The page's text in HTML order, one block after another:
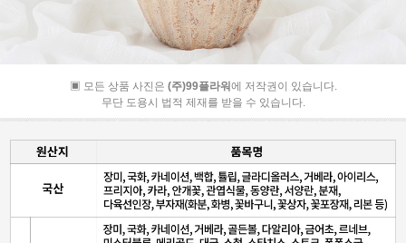
▣ 모든 상품 사진은 (주)99플라워에 저작권이 있습니다.
무단 도용시 법적 제재를 받을 수 있습니다.